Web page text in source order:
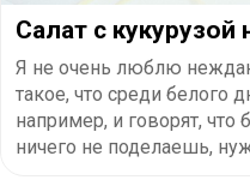
Салат с кукурузой
Я не очень люблю
такое, что среди белого
например, и говорят, что
ничего не поделаешь,